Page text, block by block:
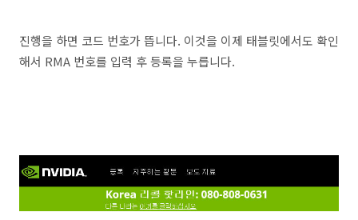
진행을 하면 코드 번호가 뜹니다. 이것을 이제 태블릿에서도 확인
해서 RMA 번호를 입력 후 등록을 누릅니다.